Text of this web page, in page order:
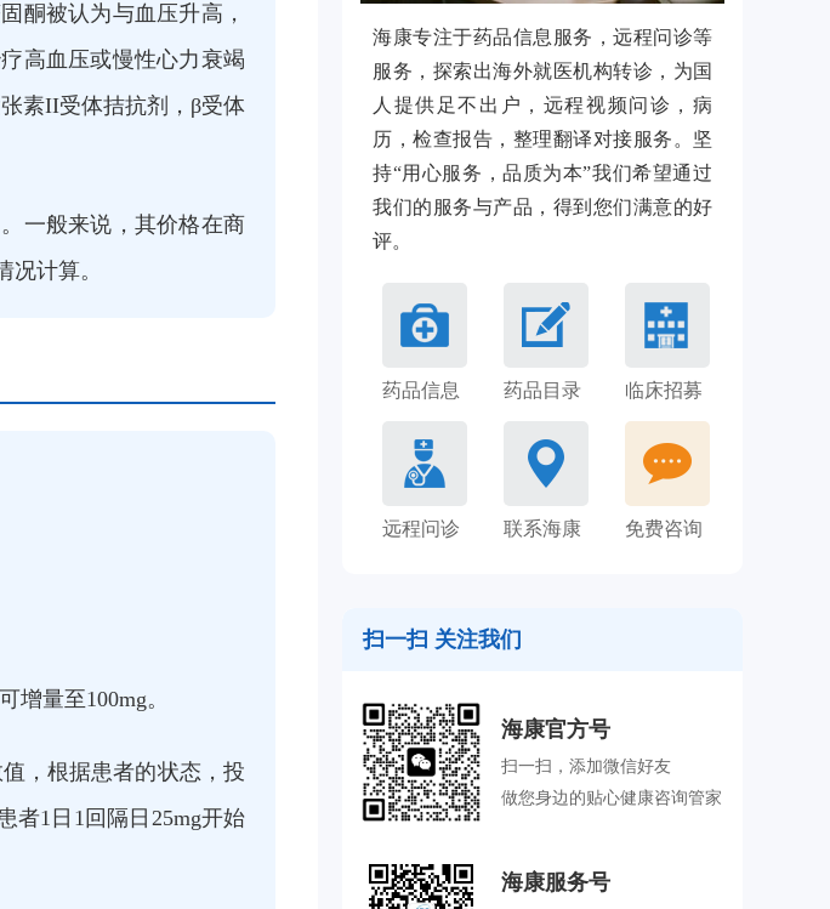
酮被认为与血压升高，
高血压或慢性心力衰竭
素II受体拮抗剂，β受体
一般来说，其价格在商
计算‌。
增量至100mg。
，根据患者的状态，投
者1日1回隔日25mg开始
海康专注于药品信息服务，远程问诊等
服务，探索出海外就医机构转诊，为国
人提供足不出户，远程视频问诊，病
历，检查报告，整理翻译对接服务。坚
持“用心服务，品质为本”我们希望通过
我们的服务与产品，得到您们满意的好
评。
药品信息 药品目录 临床招募
远程问诊 联系海康 免费咨询
扫一扫 关注我们
海康官方号
扫一扫，添加微信好友
做您身边的贴心健康咨询管家
海康服务号